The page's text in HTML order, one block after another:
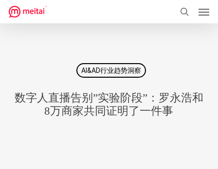
到
搜索
AI&AD行业趋势洞察
数字人直播告别”实验阶段”：罗永浩和
8万商家共同证明了一件事